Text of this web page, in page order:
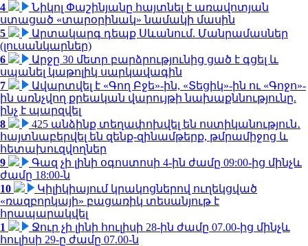
4
Նիկոլ Փաշինյանը հայտնել է առավոտյան
ստացած «տարօրինակ» նամակի մասին
5
Արտակարգ դեպք Սևանում. Մանրամասներ
(լուսանկարներ)
6
Արջը 30 մետր բարձրությունից ցած է գցել և
սպանել կաթոլիկ սարկավագին
7
Ավարտվել է «Գող Բջե»-ին, «Տեցիկ»-ին ու «Գոջո»-
ին առնչվող քրեական վարույթի նախաքննությունը.
ինչ է պարզվել
8
425 անձինք տեղափոխվել են ոստիկանություն․
հայտնաբերվել են զենք-զինամթերք, թմրամիջոց և
հետախուզվողներ
9
Գազ չի լինի օգոստոսի 4-ին ժամը 09:00-ից մինչև
ժամը 18:00-ն
10
Կիլիկիայում կրակոցներով ուղեկցված
«ռազբորկայի» բացառիկ տեսանյութ է
հրապարակվել
1
Ջուր չի լինի հուլիսի 28-ին ժամը 07.00-ից մինչև
հուլիսի 29-ը ժամը 07.00-ն